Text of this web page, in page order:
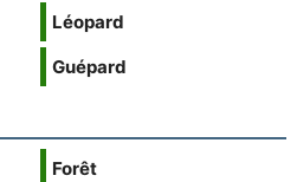
Léopard
Guépard
Forêt